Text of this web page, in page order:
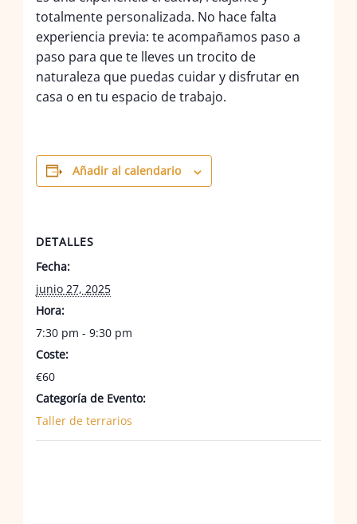
totalmente personalizada. No hace falta
experiencia previa: te acompañamos paso a
paso para que te lleves un trocito de
naturaleza que puedas cuidar y disfrutar en
casa o en tu espacio de trabajo.
Añadir al calendario
DETALLES
Fecha:
junio 27, 2025
Hora:
7:30 pm - 9:30 pm
Coste:
€60
Categoría de Evento:
Taller de terrarios